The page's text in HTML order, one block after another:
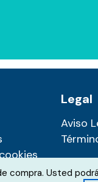
Legal
Aviso
compra. Usted